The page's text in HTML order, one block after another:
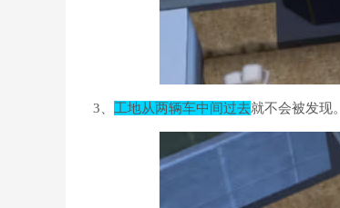
3、 工地从两辆车中间过去就不会被发现。